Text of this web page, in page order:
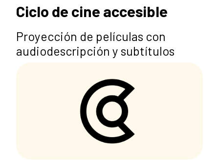
Ciclo de cine accesible
Proyección de películas con
audiodescripción y subtítulos